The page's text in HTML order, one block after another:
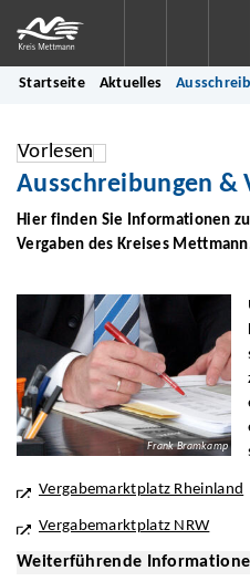
Startseite Aktuelles
Vorlesen
Ausschreibungen &
Hier finden Sie Informationen
Vergaben des Kreises
Frank Bramkamp
Vergabemarktplatz Rheinland
Vergabemarktplatz NRW
Weiterführende